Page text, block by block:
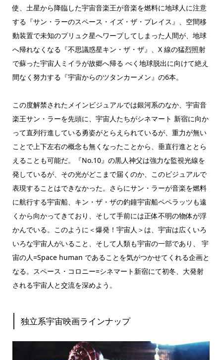
使、土星から降臨した宇宙音楽王が音楽を燃料に地球人に注意
する『サン・ラーのスペース・イズ・ザ・プレイス』、空間移
動装置で未知のプリュク星へワープしてしまった人間が、地球
へ帰れなくなる『不思議惑星キン・ザ・ザ』、X 線の猛烈照射
で蘇った宇宙人ミイラが故郷へ帰る べく地球脱出に向けて絶え
間なく努力する『宇宙からのツタンカーメン』の6本。
この度解禁されたメインビジュアルでは銀河系のなか、宇宙音
楽王サン・ラーを先頭に、宇宙人たちがシネマート 新宿に向か
って直列行進している勇姿がとらえられているが、重力が無い
ことで上下左右の概念も無くなったことから、垂直行進ととら
えることも可能だ。『No.10』の黒人神父は強力な監視光線を
発しているが、その光がどこまで届くのか、このビジュアルで
表現することはできなかった。さらにサン・ラーが音楽を燃料
に航行する宇宙船、キン・ザ・ザの釣鐘宇宙船ペペラッツも遠
くから向かってきており、そして手前には正体不明の物体が浮
かんでいる。このように＜爆発！宇宙人＞は、宇宙は広くいろ
いろな宇宙人がいること、そして人類も宇宙の一部であり、 宇
宙の人=Space human であることを気がつかせてくれる企画と
なる。スペース・コロニー=シネマート新宿にて初冬、大発射
される宇宙人と交流を深めよう。
独立系宇宙映画ラインナップ